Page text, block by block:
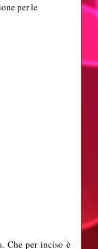
per le
Che per inciso è